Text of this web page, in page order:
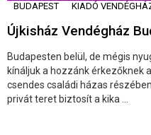
BUDAPEST KIADÓ
Újkisház Vendégház
Budapesten belül, de mégis
kínáljuk a hozzánk érkezőknek
csendes családi házas
privát teret biztosít a kika ...